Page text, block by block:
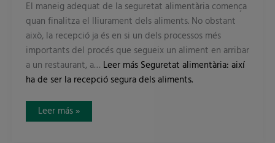
El maneig adequat de la seguretat alimentària comença
quan finalitza el lliurament dels aliments. No obstant
això, la recepció ja és en si un dels processos més
importants del procés que segueix un aliment en arribar
a un restaurant, a… Leer másSeguretat alimentària: així
ha de ser la recepció segura dels aliments.
Leer más »